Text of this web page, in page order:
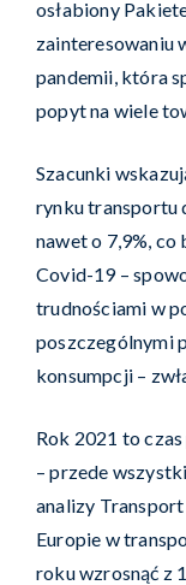
osłabiony
zainteresowaniu
pandemii, która
popyt na wiele
Szacunki
rynku transportu
nawet o 7,9%, co
Covid-19 –
trudnościami w
poszczególnymi
konsumpcji –
Rok 2021 to
– przede
analizy
Europie w
roku wzrosnąć z